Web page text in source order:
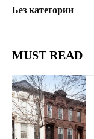
Без категории
MUST READ